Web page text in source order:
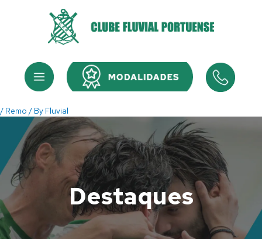
Menu Menu
/ Remo / By Fluvial
Destaques